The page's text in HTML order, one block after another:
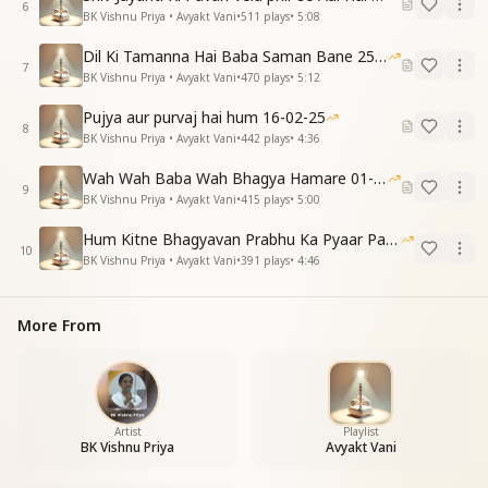
यही अपनी पहचान यही अपना स्वमान
हम है राजयोगी सब से न्यारे प्यारे
परमपिता के बच्चे हम है राज दुलारे
बाबा के राजा बच्चे यही अपनी पहचान
स्वराज्य के है अधिकारी हम यही अपना स्वमान
बाबा के राजा बच्चे यही अपनी पहचान
स्वराज्य के है अधिकारी हम यही अपना स्वमान
राज दुलारे हम शिव की है संतान
यही अपनी पहचान यही अपना स्वमान
6
BK Vishnu Priya • Avyakt Vani•511 plays• 5:08
7
Dil Ki Tamanna Hai Baba Saman Bane 25-01-2026
BK Vishnu Priya • Avyakt Vani•470 plays• 5:12
8
Pujya aur purvaj hai hum 16-02-25
BK Vishnu Priya • Avyakt Vani•442 plays• 4:36
9
Wah Wah Baba Wah Bhagya Hamare 01-02-2026
BK Vishnu Priya • Avyakt Vani•415 plays• 5:00
10
Hum Kitne Bhagyavan Prabhu Ka Pyaar Paye Hai
BK Vishnu Priya • Avyakt Vani•391 plays• 4:46
More From
Artist
BK Vishnu Priya
Playlist
Avyakt Vani